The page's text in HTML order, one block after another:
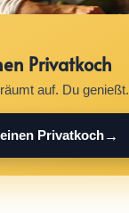
Privatkoch
auf. Du genießt.
Privatkoch